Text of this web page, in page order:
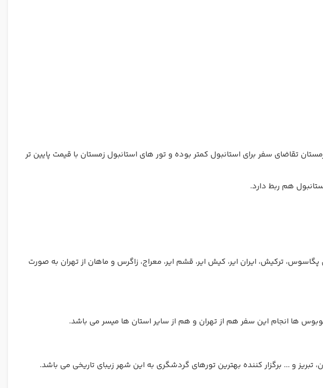
تقاضای سفر برای استانبول کمتر بوده و تور های استانبول زمستان با قیمت پایین تر
هم ربط دارد.
ترکیش، ایران ایر، کیش ایر، قشم ایر، معراج، زاگرس و ماهان از تهران به صورت
ها انجام این سفر هم از تهران و هم از سایر استان ها میسر می باشد.
تبریز و ... برگزار کننده بهترین تورهای گردشگری به این شهر زیبای تاریخی می باشد.